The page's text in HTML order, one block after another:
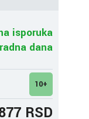
isporuka
dana
10+
RSD